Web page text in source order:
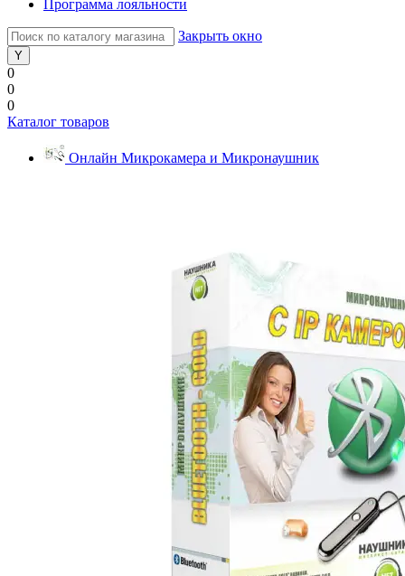
Программа лояльности
Закрыть окно
0
0
0
Каталог товаров
Онлайн Микрокамера и Микронаушник